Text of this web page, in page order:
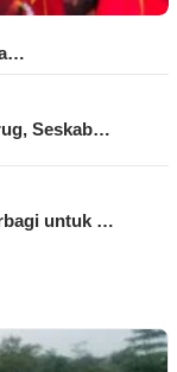
Seskab…
untuk …